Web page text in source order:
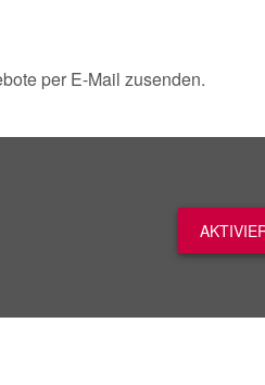
per E-Mail zusenden.